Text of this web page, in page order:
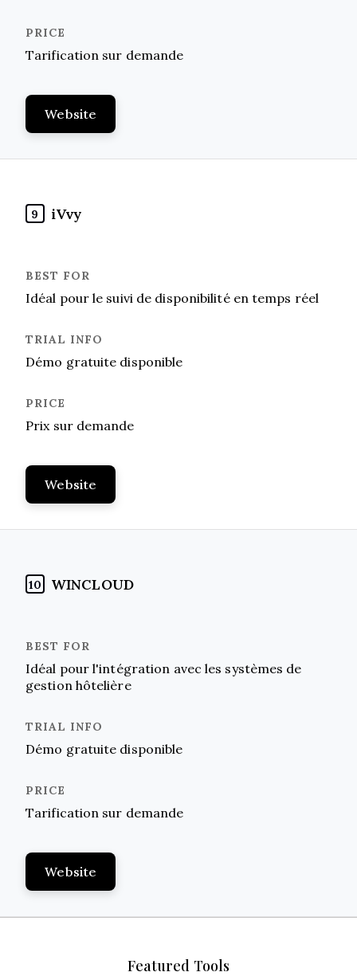
Tarification sur demande
Website
9 iVvy
Idéal pour le suivi de disponibilité en temps réel
Démo gratuite disponible
Prix sur demande
Website
10 WINCLOUD
Idéal pour l'intégration avec les systèmes de
gestion hôtelière
Démo gratuite disponible
Tarification sur demande
Website
Featured Tools